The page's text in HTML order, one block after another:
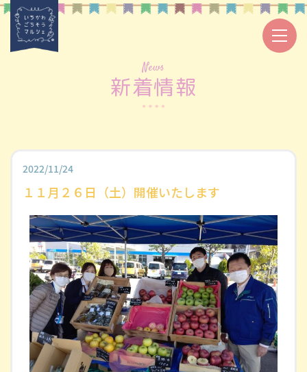
News
新着情報
2022/11/24
１１月２６日（土）開催いたします